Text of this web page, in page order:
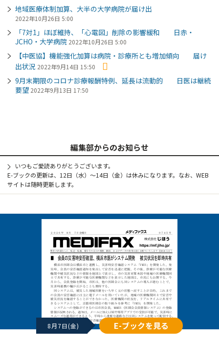
地域医療体制加算、大半の大学病院が届け出
2022年10月26日 5:00
「7対1」ほぼ維持、「心電図」削除の影響緩和 日赤・
JCHO・大学病院 2022年10月26日 5:00
【中医協】機能強化加算は病院・診療所とも増加傾向 届け
出状況 2022年9月14日 15:50
9月末期限のコロナ診療報酬特例、延長は流動的 日医は継続
要望 2022年9月13日 17:50
編集部からのお知らせ
いつもご愛読ありがとうございます。
E-ブックの更新は、12日（水）～14日（金）は休みになります。なお、WEB
サイトは随時更新します。
8月7日(金) E-ブックを見る